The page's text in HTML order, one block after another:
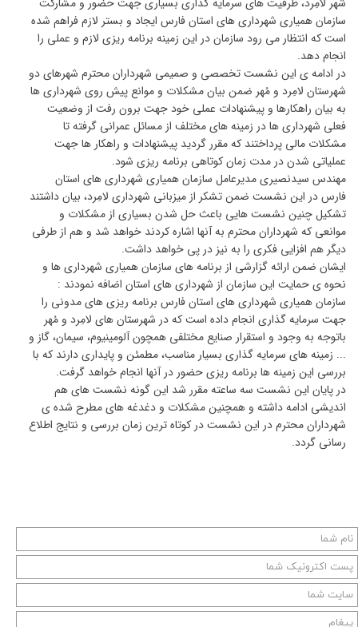
سازمان همیاری شهرداری های استان فارس ایجاد و بستر لازم فراهم شده
است که انتظار می رود سازمان در این زمینه برنامه ریزی لازم و عملی را
انجام دهد.
در ادامه ی این نشست تخصصی و صمیمی شهرداران محترم شهرهای دو
شهرستان لامِرد و مُهر ضمن بیان مشکلات و موانع پیش روی شهرداری ها
به بیان راهکارها و پیشنهادات عملی خود جهت برون رفت از وضعیت
فعلی شهرداری ها در زمینه های مختلف از مسائل عمرانی گرفته تا
مشکلات مالی پرداختند که مقرر گردید پیشنهادات و راهکار ها جهت
عملیاتی شدن در مدت زمان کوتاهی برنامه ریزی شود.
مهندس سیدنصیری مدیرعامل سازمان همیاری شهرداری های استان
فارس در این نشست ضمن تشکر از میزبانی شهرداری لامِرد، بیان داشتند
تشکیل چنین نشست هایی باعث حل شدن بسیاری از مشکلات و
موانعی که شهرداران محترم به آنها اشاره کردند خواهد شد و هم از طرفی
دیگر هم افزایی فکری را به نیز در پی خواهد داشت.
ایشان ضمن ارائه گزارشی از برنامه های سازمان همیاری شهرداری ها و
نحوه ی حمایت این سازمان از شهرداری های استان اضافه نمودند :
سازمان همیاری شهرداری های استان فارس برنامه ریزی های مدونی را
جهت سرمایه گذاری انجام داده است که در شهرستان های لامِرد و مُهر
باتوجه به وجود و استقرار صنایع مختلفی همچون آلومینیوم، سیمان، گاز و
... زمینه های سرمایه گذاری بسیار مناسب، مطمئن و پایداری دارند که با
بررسی این زمینه ها برنامه ریزی حضور در آنها انجام خواهد گرفت.
در پایان این نشست سه ساعته مقرر شد این گونه نشست های هم
اندیشی ادامه داشته و همچنین مشکلات و دغدغه های مطرح شده ی
شهرداران محترم در این نشست در کوتاه ترین زمان بررسی و نتایج اطلاع
رسانی گردد.